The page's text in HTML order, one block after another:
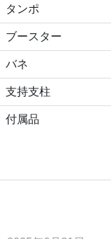
タンポ
ブースター
バネ
支持支柱
付属品